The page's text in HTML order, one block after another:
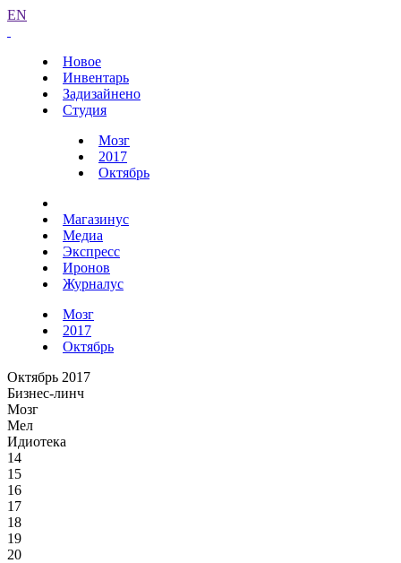
EN
Новое
Инвентарь
Задизайнено
Студия
Мозг
2017
Октябрь
Магазинус
Медиа
Экспресс
Иронов
Журналус
Мозг
2017
Октябрь
Октябрь 2017
Бизнес-линч
Мозг
Мел
Идиотека
14
15
16
17
18
19
20